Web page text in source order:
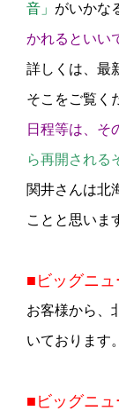
音」 がいかな
かれるといい
詳しくは、最
そこをご覧く
日程等は、そ
ら再開される
関井さんは北
ことと思いま
■ビッグニ
お客様から、
いております
■ビッグニ